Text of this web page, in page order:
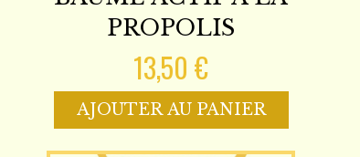
PROPOLIS
13,50 €
AJOUTER AU PANIER